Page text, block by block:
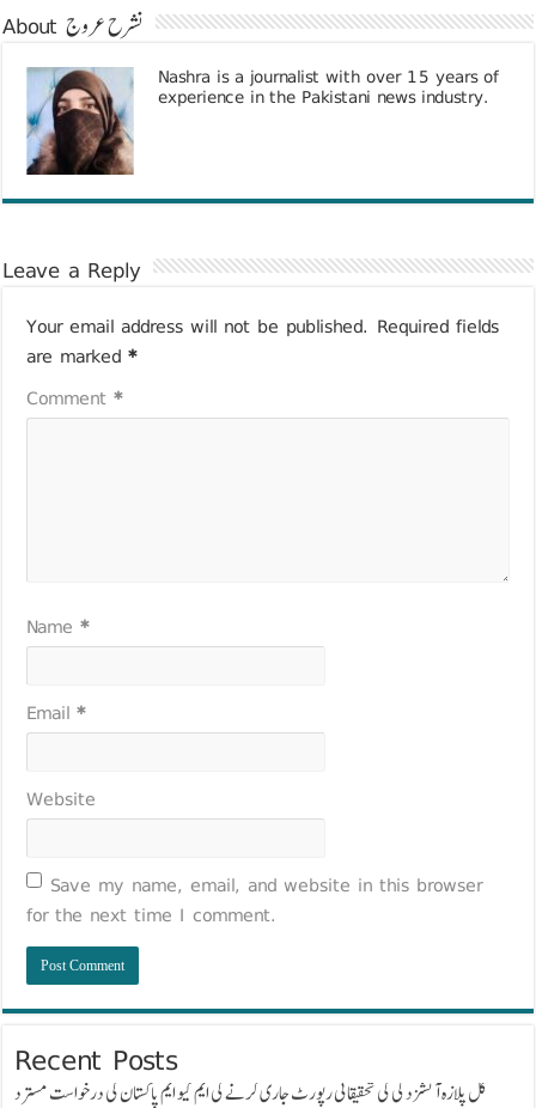
About نشرح عروج
Nashra is a journalist with over 15 years of
experience in the Pakistani news industry.
Leave a Reply
Your email address will not be published. Required fields
are marked*
Comment*
Name*
Email*
Website
Save my name, email, and website in this browser
for the next time I comment.
Recent Posts
گل پلازہ آتشزدگی کی تحقیقاتی رپورٹ جاری کرنے کی ایم کیو ایم پاکستان کی درخواست مسترد